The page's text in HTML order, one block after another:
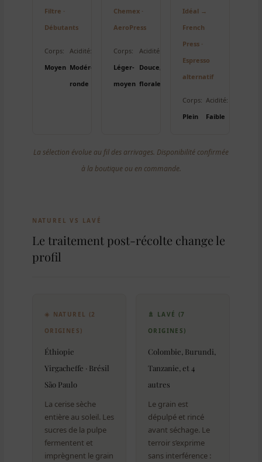
Filtre ·
Débutants
Corps:
Moyen
Acidité:
Modérée,
ronde
Chemex ·
AeroPress
Corps:
Léger-
moyen
Acidité:
Douce,
florale
Idéal →
French
Press ·
Espresso
alternatif
Corps:
Plein
Acidité:
Faible
La sélection évolue au fil des arrivages. Disponibilité confirmée
à la boutique ou en commande.
NATUREL VS LAVÉ
Le traitement post-récolte change le
profil
☀️ NATUREL (2
ORIGINES)
Éthiopie
Yirgacheffe · Brésil
São Paulo
La cerise sèche
entière au soleil. Les
sucres de la pulpe
fermentent et
imprègnent le grain
🚿 LAVÉ (7
ORIGINES)
Colombie, Burundi,
Tanzanie, et 4
autres
Le grain est
dépulpé et rincé
avant séchage. Le
terroir s’exprime
sans interférence :